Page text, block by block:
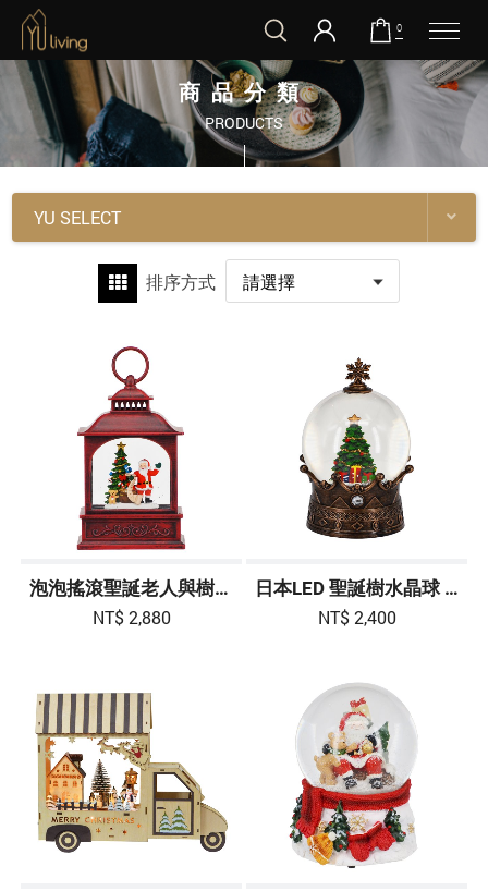
到主要內容
0
商品分類
PRODUCTS
YU SELECT
排序方式
泡泡搖滾聖誕老人與樹燈籠型LED燈(紅色)
NT$ 2,880
日本LED 聖誕樹水晶球 10吋-多色
NT$ 2,400